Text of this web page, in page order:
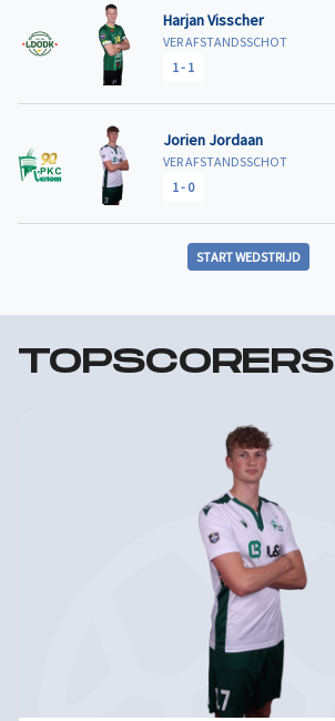
Harjan Visscher
VER AFSTANDSSCHOT
1- 1
Jorien Jordaan
VER AFSTANDSSCHOT
1- 0
START WEDSTRIJD
TOPSCORERS